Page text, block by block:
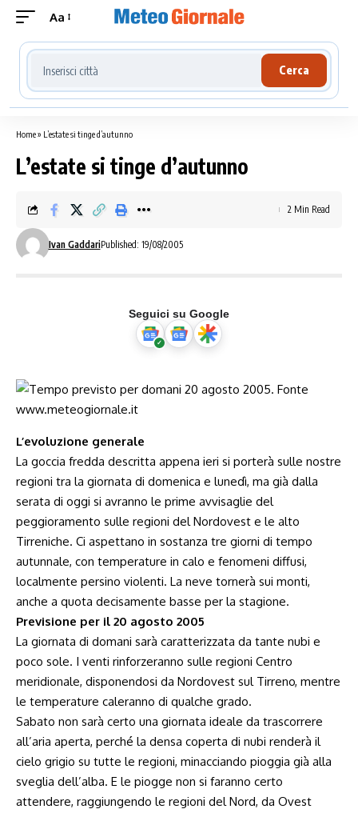
Aa
Cerca località meteo
Cerca
Home» L’estate si tinge d’autunno
L’estate si tinge d’autunno
Ivan GaddariPublished: 19/08/2005
2 Min Read
Seguici su Google
L’evoluzione generale
La goccia fredda descritta appena ieri si porterà sulle nostre
regioni tra la giornata di domenica e lunedì, ma già dalla
serata di oggi si avranno le prime avvisaglie del
peggioramento sulle regioni del Nordovest e le alto
Tirreniche. Ci aspettano in sostanza tre giorni di tempo
autunnale, con temperature in calo e fenomeni diffusi,
localmente persino violenti. La neve tornerà sui monti,
anche a quota decisamente basse per la stagione.
Previsione per il 20 agosto 2005
La giornata di domani sarà caratterizzata da tante nubi e
poco sole. I venti rinforzeranno sulle regioni Centro
meridionale, disponendosi da Nordovest sul Tirreno, mentre
le temperature caleranno di qualche grado.
Sabato non sarà certo una giornata ideale da trascorrere
all’aria aperta, perché la densa coperta di nubi renderà il
cielo grigio su tutte le regioni, minacciando pioggia già alla
sveglia dell’alba. E le piogge non si faranno certo
attendere, raggiungendo le regioni del Nord, da Ovest